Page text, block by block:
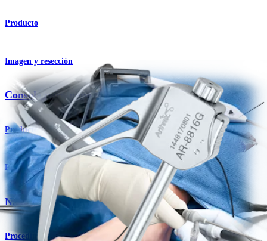
Producto
Imagen y resección
Consola para nano artroscopia
Producto
Pie y tobillo
Nano artroscopia para pie y tobillo
Procedimiento